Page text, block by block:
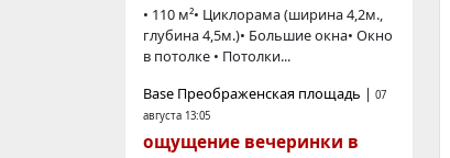
• 110 м²• Циклорама (ширина 4,2м.,
глубина 4,5м.)• Большие окна• Окно
в потолке • Потолки...
Base Преображенская площадь | 07
августа 13:05
ощущение вечеринки в